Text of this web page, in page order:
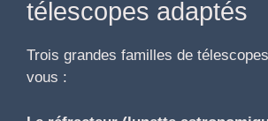
télescopes adaptés
Trois grandes familles de
vous :